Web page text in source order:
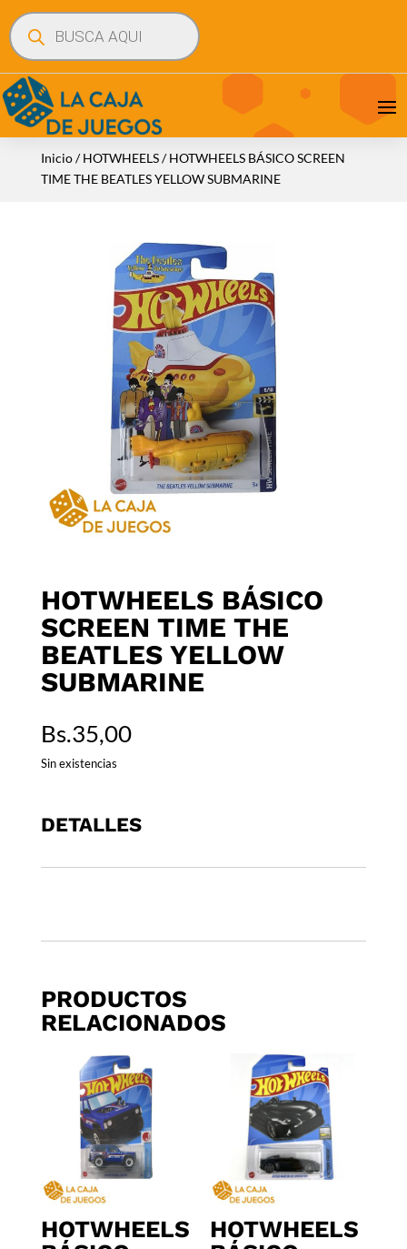
Búsqueda
de
productos
Inicio/HOTWHEELS/ HOTWHEELS BÁSICO SCREEN
TIME THE BEATLES YELLOW SUBMARINE
HOTWHEELS BÁSICO
SCREEN TIME THE
BEATLES YELLOW
SUBMARINE
Bs.35,00
Sin existencias
DETALLES
PRODUCTOS
RELACIONADOS
HOTWHEELS
HOTWHEELS